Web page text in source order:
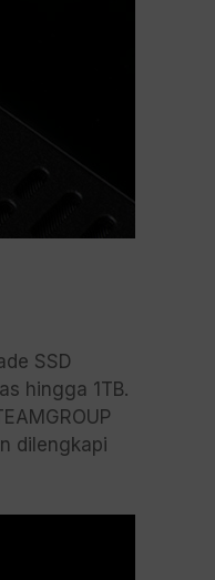
SSD
hingga 1TB.
dilengkapi